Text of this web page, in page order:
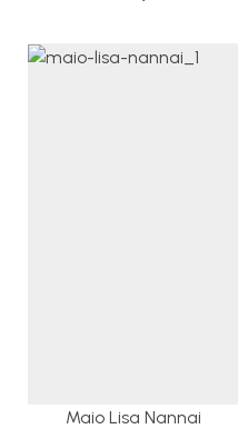
Maio Lisa Nannai